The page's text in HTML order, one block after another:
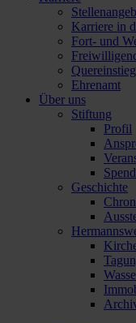
Karriere in
Fort- und
Quereinstieg
Ehrenamt
Über uns
Stiftung
Profil
Geschichte